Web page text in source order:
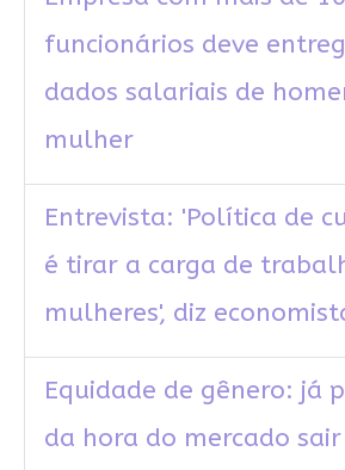
funcionários deve
dados salariais de
mulher
Entrevista: 'Política de
é tirar a carga de
mulheres', diz
Equidade de gênero: já
da hora do mercado